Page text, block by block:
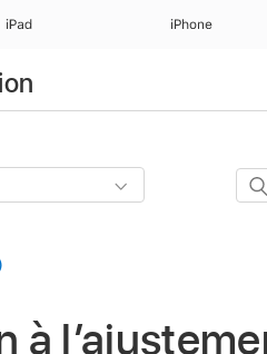
iPad iPhone
à